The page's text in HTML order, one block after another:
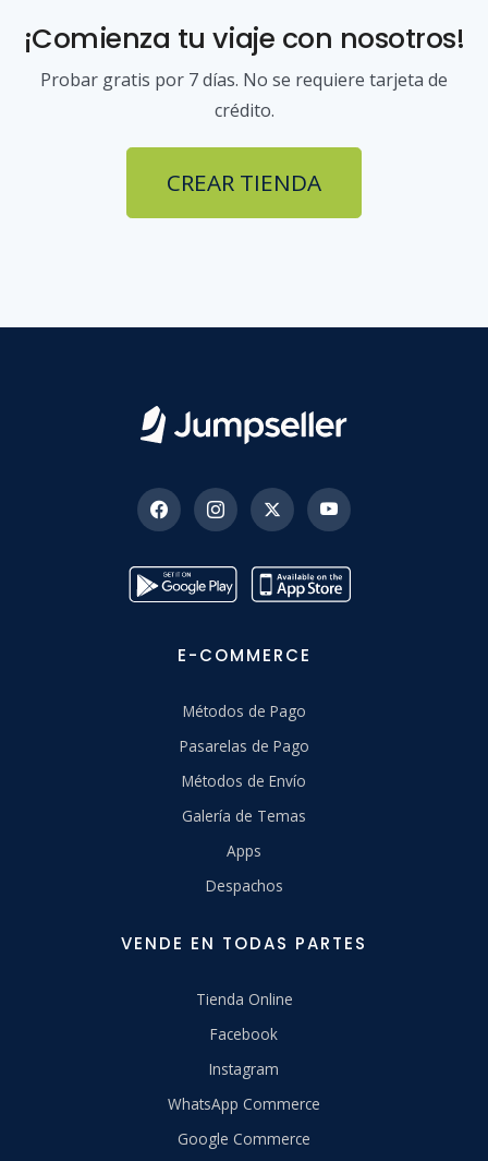
¡Comienza tu viaje con nosotros!
Probar gratis por 7 días. No se requiere tarjeta de
crédito.
CREAR TIENDA
E-COMMERCE
Métodos de Pago
Pasarelas de Pago
Métodos de Envío
Galería de Temas
Apps
Despachos
VENDE EN TODAS PARTES
Tienda Online
Facebook
Instagram
WhatsApp Commerce
Google Commerce